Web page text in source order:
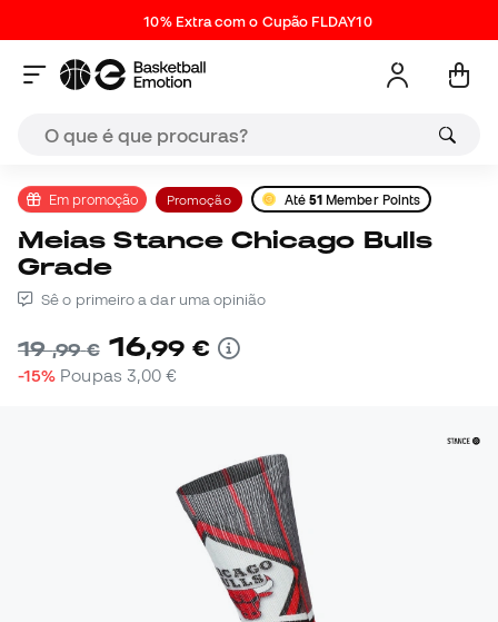
10% Extra com o Cupão FLDAY10
Em promoção Promoção Até 51 Member Points
Meias Stance Chicago Bulls
Grade
Sê o primeiro a dar uma opinião
19,99 € 16,99 €
-15% Poupas 3,00 €